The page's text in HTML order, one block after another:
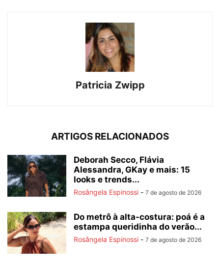
Patricia Zwipp
ARTIGOS RELACIONADOS
Deborah Secco, Flávia
Alessandra, GKay e mais: 15
looks e trends...
Rosângela Espinossi - 7 de agosto de 2026
Do metrô à alta-costura: poá é a
estampa queridinha do verão...
Rosângela Espinossi - 7 de agosto de 2026